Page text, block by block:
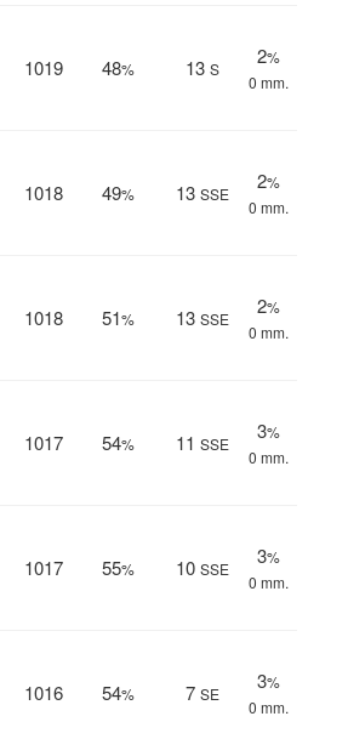
1019 48% 13 S
2%
0 mm.
1018 49% 13 SSE
2%
0 mm.
1018 51% 13 SSE
2%
0 mm.
1017 54% 11 SSE
3%
0 mm.
1017 55% 10 SSE
3%
0 mm.
1016 54% 7 SE
3%
0 mm.